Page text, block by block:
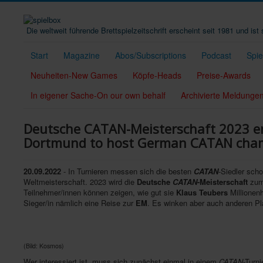
Die weltweit führende Brettspielzeitschrift erscheint seit 1981 und
Start Magazine Abos/Subscriptions Podcast
Neuheiten-New Games
Köpfe-Heads Preise-Awards
In eigener Sache-On our own behalf Archivierte
Deutsche CATAN-Meisterschaft 2023
Dortmund to host German CATAN
20.09.2022 - In Turnieren messen sich die besten CATAN-Siedler
Weltmeisterschaft. 2023 wird die Deutsche CATAN-Meisterschaft
Teilnehmer/innen können zeigen, wie gut sie Klaus Teubers
Sieger/in nämlich eine Reise zur EM . Es winken aber auch anderen
(Bild: Kosmos)